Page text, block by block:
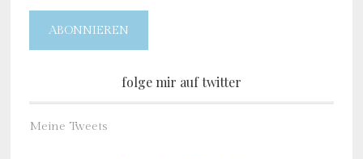
ABONNIEREN
folge mir auf twitter
Meine Tweets